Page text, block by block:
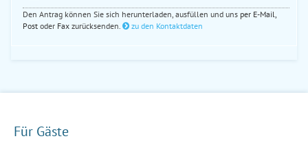
Den Antrag können Sie sich herunterladen, ausfüllen und uns per E-Mail,
Post oder Fax zurücksenden. zu den Kontaktdaten
Für Gäste